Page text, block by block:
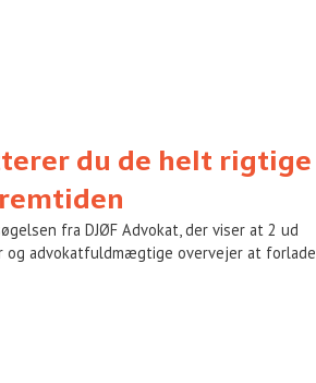
du de helt rigtige
fra DJØF Advokat, der viser at 2 ud
og advokatfuldmægtige overvejer at forlade